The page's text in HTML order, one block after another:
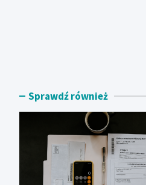
Sprawdź również